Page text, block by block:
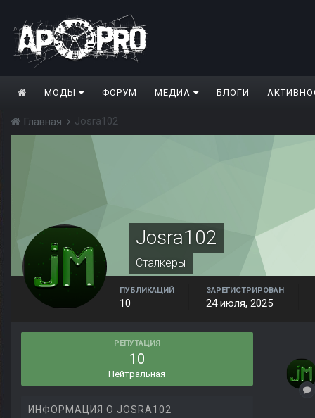
МОДЫ ФОРУМ МЕДИА БЛОГИ
Главная Josra102
Josra102
Сталкеры
ПУБЛИКАЦИЙ
10
ЗАРЕГИСТРИРОВАН
24 июля, 2025
РЕПУТАЦИЯ
10
Нейтральная
ИНФОРМАЦИЯ О JOSRA102